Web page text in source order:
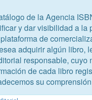
de la Agencia
y dar visibilidad a la
de
adquirir algún libro,
responsable, cuyo
de cada libro
su